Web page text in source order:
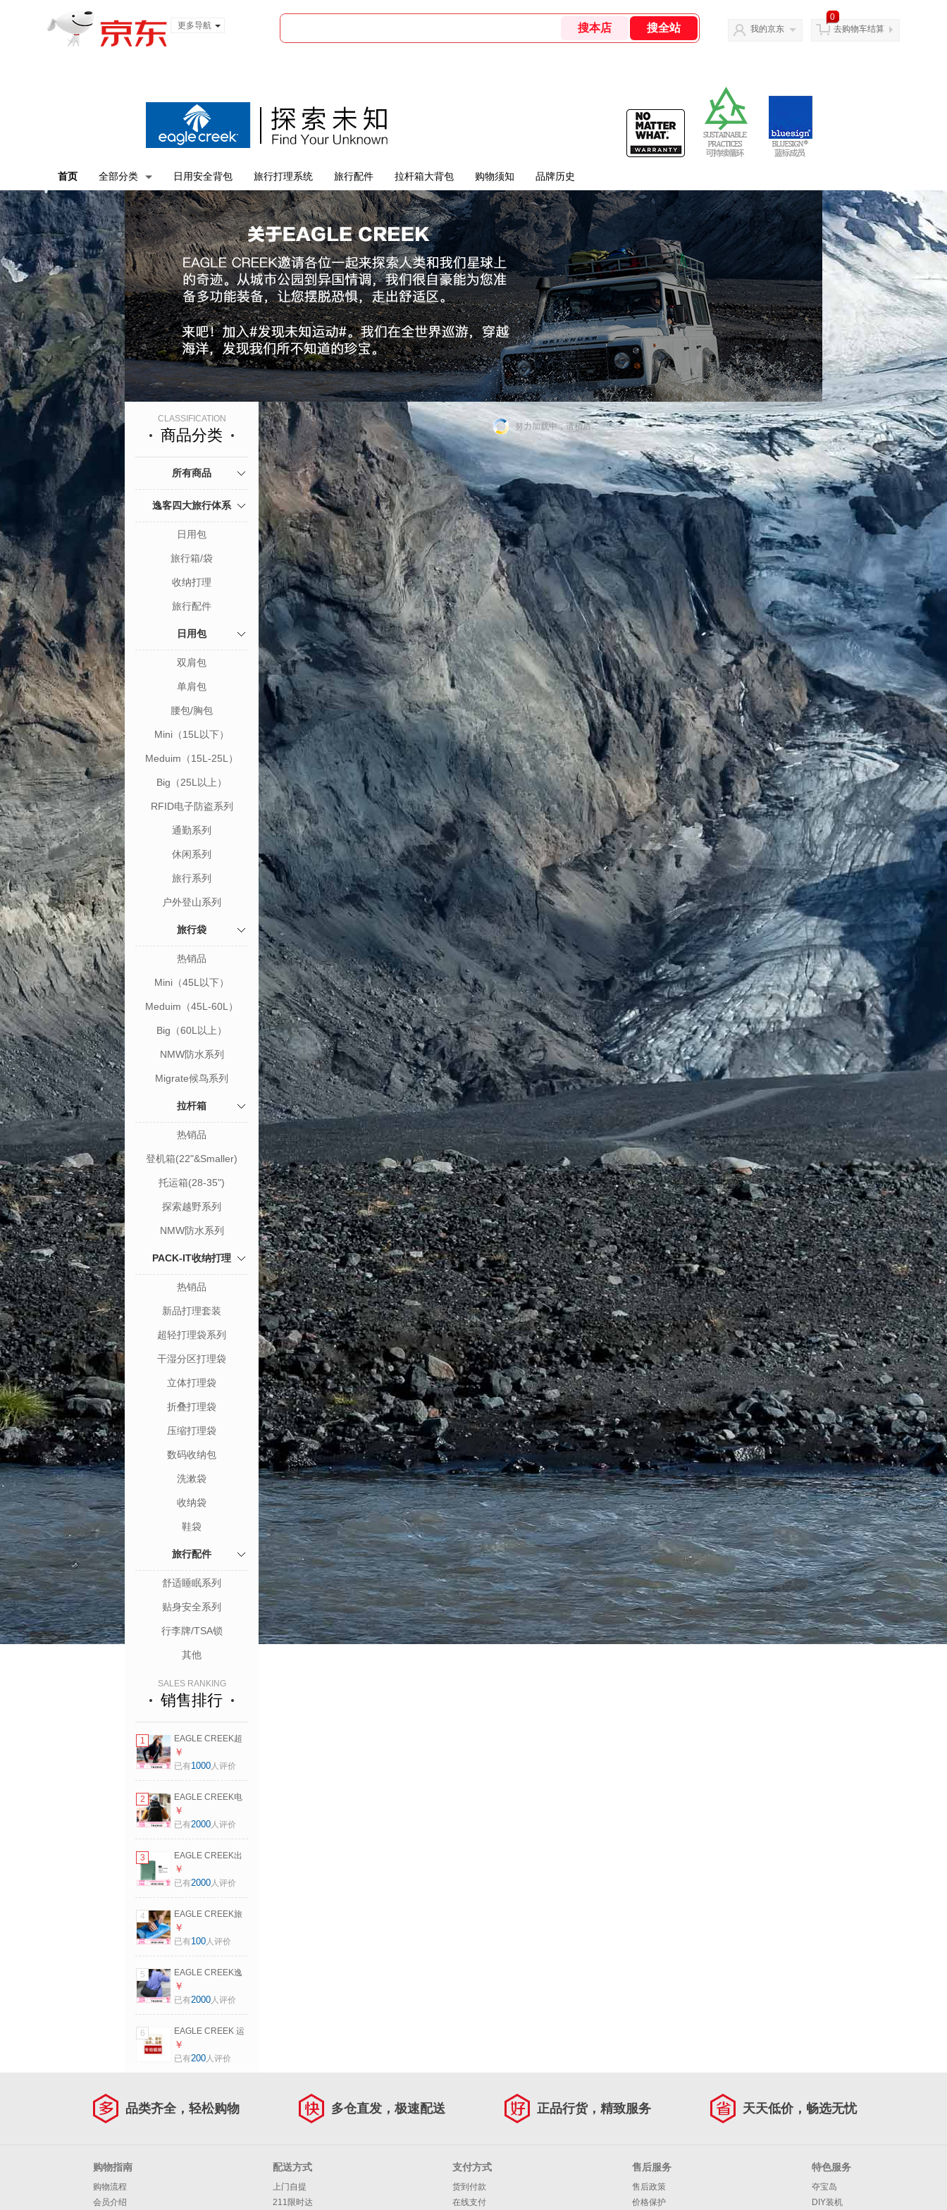
更多导航
我的京东
0
去购物车结算
首页 全部分类 日用安全背包 旅行打理系统 旅行配件 拉杆箱大背包 购物须知 品牌历史
CLASSIFICATION
商品分类
所有商品
逸客四大旅行体系
日用包
旅行箱/袋
收纳打理
旅行配件
日用包
双肩包
单肩包
腰包/胸包
Mini（15L以下）
Meduim（15L-25L）
Big（25L以上）
RFID电子防盗系列
通勤系列
休闲系列
旅行系列
户外登山系列
旅行袋
热销品
Mini（45L以下）
Meduim（45L-60L）
Big（60L以上）
NMW防水系列
Migrate候鸟系列
拉杆箱
热销品
登机箱(22"&Smaller)
托运箱(28-35")
探索越野系列
NMW防水系列
PACK-IT收纳打理
热销品
新品打理套装
超轻打理袋系列
干湿分区打理袋
立体打理袋
折叠打理袋
压缩打理袋
数码收纳包
洗漱袋
收纳袋
鞋袋
旅行配件
舒适睡眠系列
贴身安全系列
行李牌/TSA锁
其他
SALES RANKING
销售排行
1
EAGLE CREEK超
轻手机包女单肩斜
挎包小众高级小巧
￥
已有1000人评价
2
EAGLE CREEK电
脑包男士背包商务
防水双肩包出差大
￥
已有2000人评价
3
EAGLE CREEK出
差防水耐磨抗菌旅
行收纳袋便携行李
M-柳绿色 新（升级
款）
￥
已有2000人评价
4
EAGLE CREEK旅
行便携衬衫防皱衣
物整理收纳包出差
M
￥
已有100人评价
5
EAGLE CREEK逸
客上班斜跨包男女
防水简约百搭单肩
￥
已有2000人评价
6
EAGLE CREEK 运
费 差多少拍多少
￥
已有200人评价
努力加载中，请稍后...
品类齐全，轻松购物 多仓直发，极速配送 正品行货，精致服务 天天低价，畅选无忧
购物指南
购物流程
会员介绍
配送方式
上门自提
211限时达
支付方式
货到付款
在线支付
售后服务
售后政策
价格保护
特色服务
夺宝岛
DIY装机